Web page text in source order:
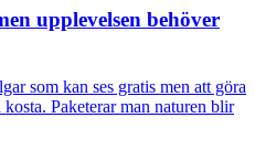
upplevelsen behöver
som kan ses gratis men att göra
Paketerar man naturen blir